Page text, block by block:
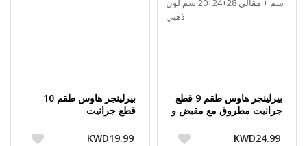
بيرلينجر هاوس طقم 9 قطع
جرانيت مطروق مع مقبض و
غطاء ستانلس ستييل طناجر
28+24+20 سم + مقاليKWD24.99
بيرلينجر هاوس طقم 10
قطع جرانيت
KWD19.99